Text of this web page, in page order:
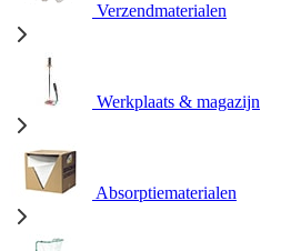
Verzendmaterialen
Werkplaats & magazijn
Absorptiematerialen